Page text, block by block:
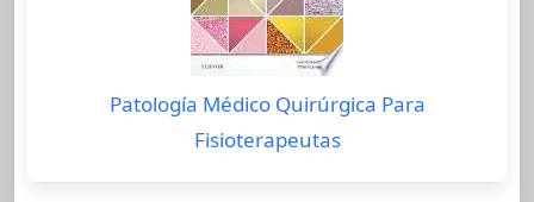
Patología Médico Quirúrgica Para
Fisioterapeutas